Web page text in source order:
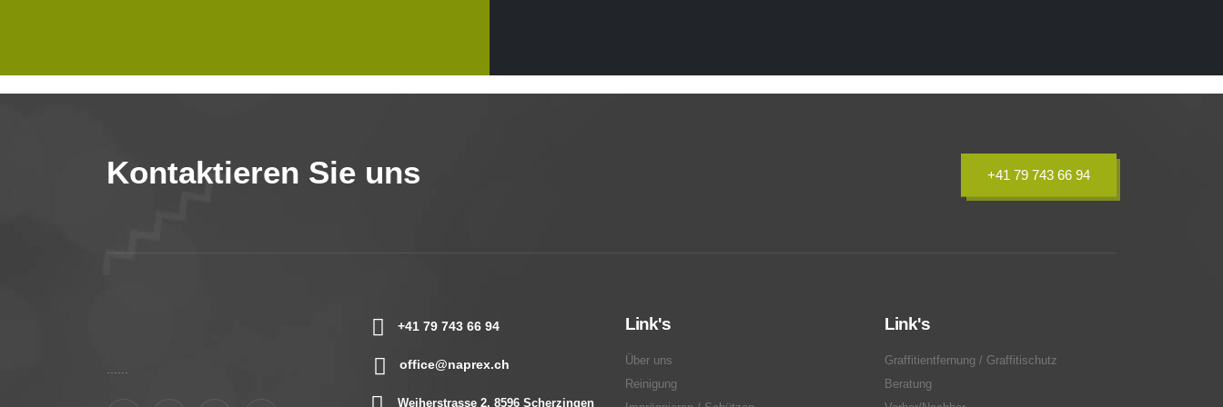
Kontaktieren Sie uns +41 79 743 66 94
+41 79 743 66 94
office@naprex.ch
Weiherstrasse 2, 8596 Scherzingen
Link's
Über uns
Reinigung
Link's
Graffitientfernung / Graffitischutz
Beratung